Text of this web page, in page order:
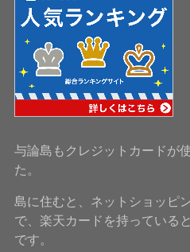
与論島もクレジットカードが
た。
島に住むと、ネットショッピ
で、楽天カードを持っている
です。